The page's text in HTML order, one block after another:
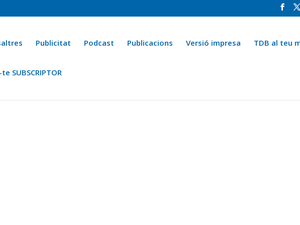
Publicitat Podcast Publicacions Versió impresa TDB al teu
SUBSCRIPTOR
Ara fa 25 anys